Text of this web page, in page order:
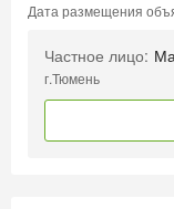
Дата размещения
Частное лицо:
г.Тюмень